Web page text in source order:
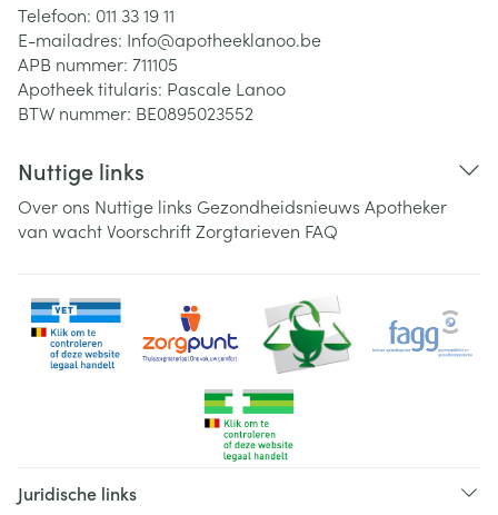
Telefoon: 011 33 19 11
E-mailadres: Info@apotheeklanoo.be
APB nummer: 711105
Apotheek titularis: Pascale Lanoo
BTW nummer: BE0895023552
Nuttige links
Over ons Nuttige links Gezondheidsnieuws Apotheker
van wachtVoorschriftZorgtarieven FAQ
Juridische links